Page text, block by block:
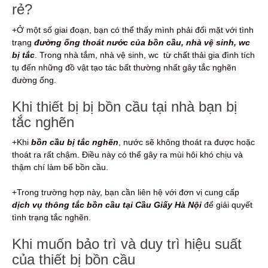
rẻ?
+Ở một số giai đoạn, bạn có thể thấy mình phải đối mặt với tình
trạng đường ống thoát nước của bồn cầu, nhà vệ sinh, wc
bị tắc . Trong nhà tắm, nhà vệ sinh, wc từ chất thải gia đình tích
tụ đến những đồ vật tạo tác bất thường nhất gây tắc nghẽn
đường ống.
Khi thiết bị bị bồn cầu tại nhà bạn bị
tắc nghẽn
+Khi bồn cầu bị tắc nghẽn , nước sẽ không thoát ra được hoặc
thoát ra rất chậm. Điều này có thể gây ra mùi hôi khó chịu và
thậm chí làm bể bồn cầu.
+Trong trường hợp này, bạn cần liên hệ với đơn vị cung cấp
dịch vụ thông tắc bồn cầu tại Cầu Giấy Hà Nội để giải quyết
tình trạng tắc nghẽn.
Khi muốn bảo trì và duy trì hiệu suất
của thiết bị bồn cầu